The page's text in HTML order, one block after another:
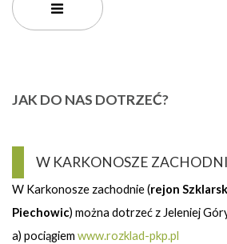
JAK DO NAS DOTRZEĆ?
W KARKONOSZE
W Karkonosze zachodnie (rejon
Piechowic) można dotrzeć z Jeleniej
a) pociągiem www.rozklad-pkp.pl